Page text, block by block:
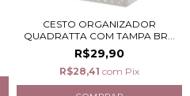
CESTO ORGANIZADOR
QUADRATTA COM TAMPA BR...
R$29,90
R$28,41 com Pix